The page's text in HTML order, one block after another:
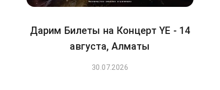
Дарим Билеты на Концерт YE - 14
августа, Алматы
30.07.2026